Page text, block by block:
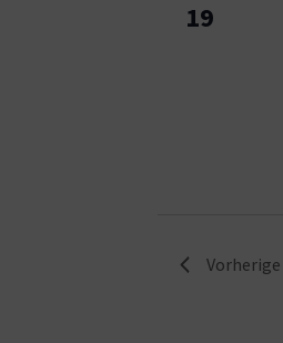
19
Vorherige